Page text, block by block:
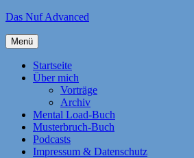
Zum
springen
Das Nuf Advanced
Menü
Startseite
Über mich
Vorträge
Archiv
Mental Load-Buch
Musterbruch-Buch
Podcasts
Impressum & Datenschutz